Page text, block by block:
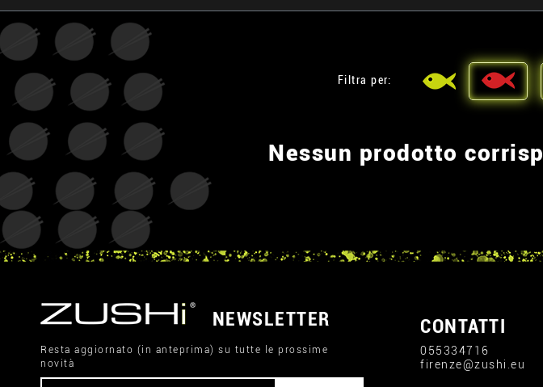
Filtra per:
Nessun prodotto
NEWSLETTER
Resta aggiornato (in anteprima) su tutte le prossime
novità
CONTATTI
055334716
firenze@zushi.eu